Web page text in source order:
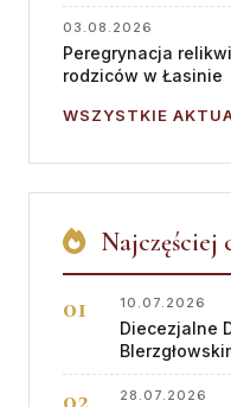
03.08.2026
Peregrynacja
rodziców w Łasinie
WSZYSTKIE
Najczęściej
10.07.2026
Diecezjalne
28.07.2026